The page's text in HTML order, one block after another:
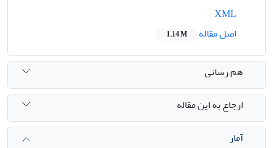
اصل مقاله
1.14 M
هم رسانی
ارجاع به این مقاله
آمار